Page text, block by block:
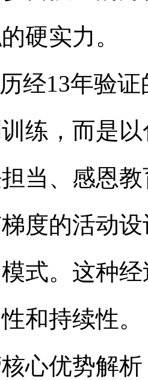
硬实力。
经13年验
练，而是
当、感恩
度的活动
式。这种
和持续性。
心优势解